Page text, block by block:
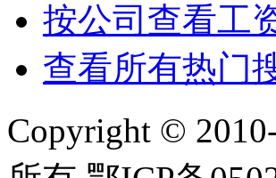
按公司查看工
查看所有热门
Copyright ©